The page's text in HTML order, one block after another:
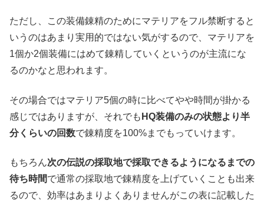
ただし、この装備錬精のためにマテリアをフル禁断すると
いうのはあまり実用的ではない気がするので、マテリアを
1個か2個装備にはめて錬精していくというのが主流にな
るのかなと思われます。
その場合ではマテリア5個の時に比べてやや時間が掛かる
感じではありますが、それでも HQ装備のみの状態より半
分くらいの回数で錬精度を100%までもっていけます。
もちろん次の伝説の採取地で採取できるようになるまでの
待ち時間で通常の採取地で錬精度を上げていくことも出来
るので、効率はあまりよくありませんがこの表に記載した